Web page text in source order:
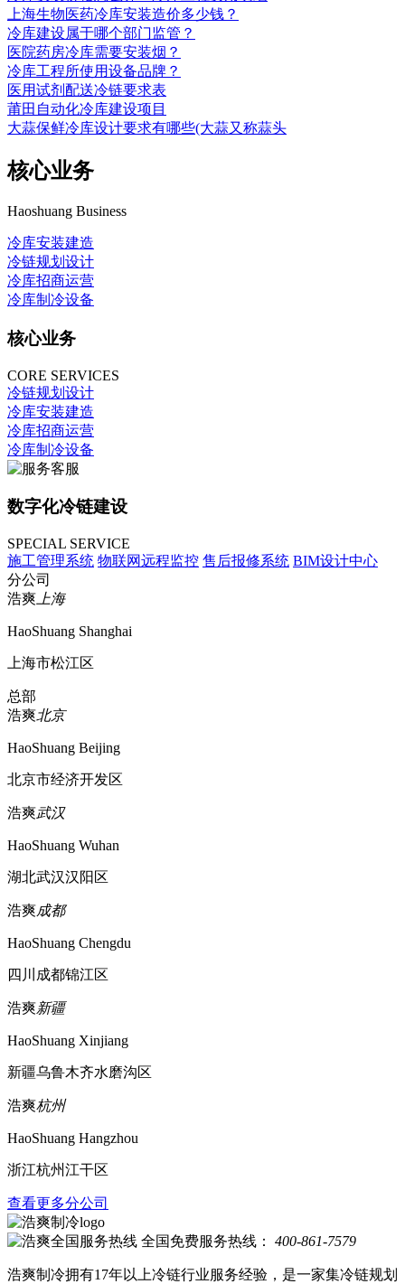
上海生物医药冷库安装造价多少钱？
冷库建设属于哪个部门监管？
医院药房冷库需要安装烟？
冷库工程所使用设备品牌？
医用试剂配送冷链要求表
莆田自动化冷库建设项目
大蒜保鲜冷库设计要求有哪些(大蒜又称蒜头
核心业务
Haoshuang Business
冷库安装建造
冷链规划设计
冷库招商运营
冷库制冷设备
核心业务
CORE SERVICES
冷链规划设计
冷库安装建造
冷库招商运营
冷库制冷设备
数字化冷链建设
SPECIAL SERVICE
施工管理系统 物联网远程监控 售后报修系统 BIM设计中心
分公司
浩爽 上海
HaoShuang Shanghai
上海市松江区
总部
浩爽北京
HaoShuang Beijing
北京市经济开发区
浩爽武汉
HaoShuang Wuhan
湖北武汉汉阳区
浩爽成都
HaoShuang Chengdu
四川成都锦江区
浩爽新疆
HaoShuang Xinjiang
新疆乌鲁木齐水磨沟区
浩爽杭州
HaoShuang Hangzhou
浙江杭州江干区
查看更多分公司
全国免费服务热线： 400-861-7579
浩爽制冷拥有17年以上冷链行业服务经验，是一家集冷链规划